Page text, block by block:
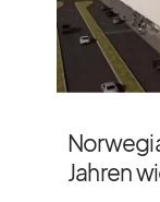
Jahren